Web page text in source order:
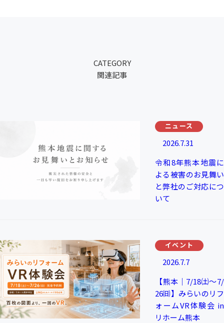
CATEGORY
関連記事
ニュース
2026.7.31
令和8年熊本地震に
よる被害のお見舞い
と弊社のご対応につ
いて
イベント
2026.7.7
【熊本｜7/18㈯～7/
26㈰】みらいのリフ
ォームVR体験会 in
リホーム熊本